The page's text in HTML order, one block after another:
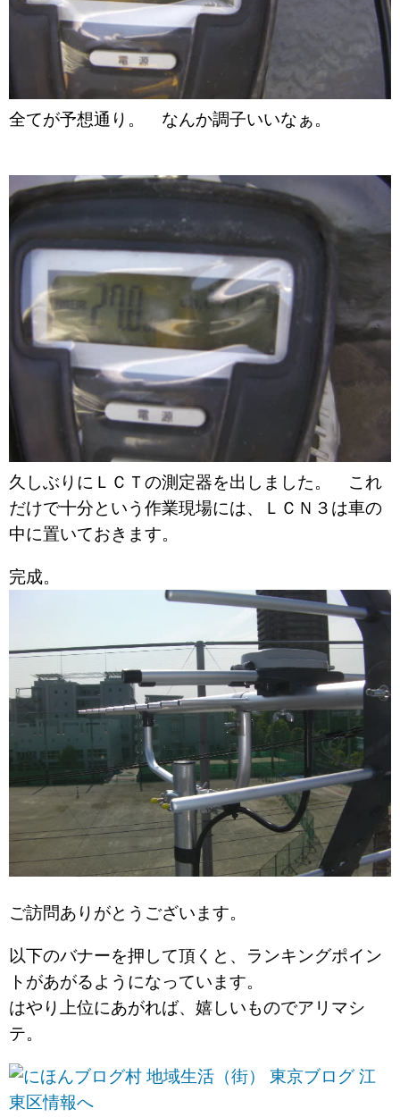
全てが予想通り。 なんか調子いいなぁ。
久しぶりにＬＣＴの測定器を出しました。 これ
だけで十分という作業現場には、ＬＣＮ３は車の
中に置いておきます。
完成。
ご訪問ありがとうございます。
以下のバナーを押して頂くと、ランキングポイン
トがあがるようになっています。
はやり上位にあがれば、嬉しいものでアリマシ
テ。